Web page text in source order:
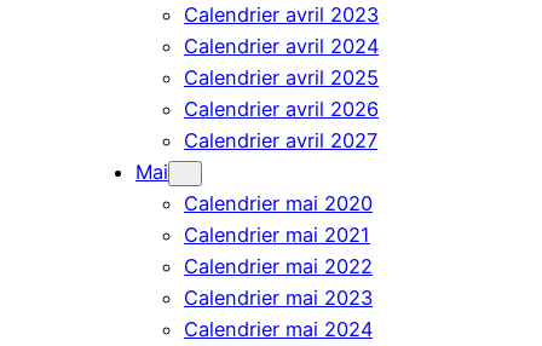
Calendrier avril 2023
Calendrier avril 2024
Calendrier avril 2025
Calendrier avril 2026
Calendrier avril 2027
Mai
Calendrier mai 2020
Calendrier mai 2021
Calendrier mai 2022
Calendrier mai 2023
Calendrier mai 2024